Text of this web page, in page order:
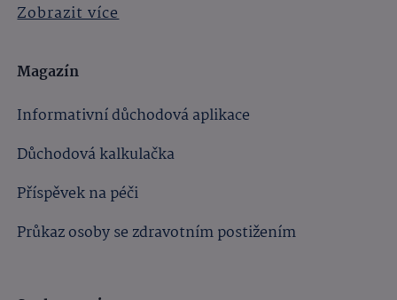
Zobrazit více
Magazín
Informativní důchodová aplikace
Důchodová kalkulačka
Příspěvek na péči
Průkaz osoby se zdravotním postižením